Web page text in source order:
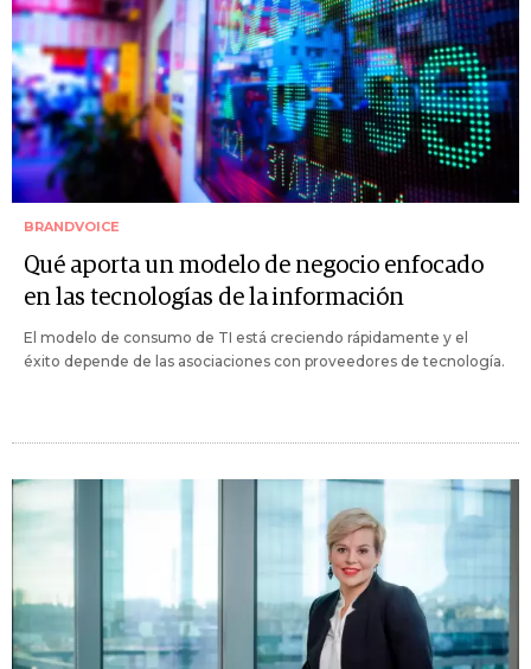
BRANDVOICE
Qué aporta un modelo de negocio enfocado
en las tecnologías de la información
El modelo de consumo de TI está creciendo rápidamente y el
éxito depende de las asociaciones con proveedores de tecnología.